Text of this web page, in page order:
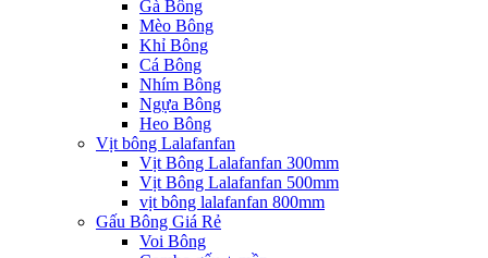
Gà Bông
Mèo Bông
Khỉ Bông
Cá Bông
Nhím Bông
Ngựa Bông
Heo Bông
Vịt bông Lalafanfan
Vịt Bông Lalafanfan 300mm
Vịt Bông Lalafanfan 500mm
vịt bông lalafanfan 800mm
Gấu Bông Giá Rẻ
Voi Bông